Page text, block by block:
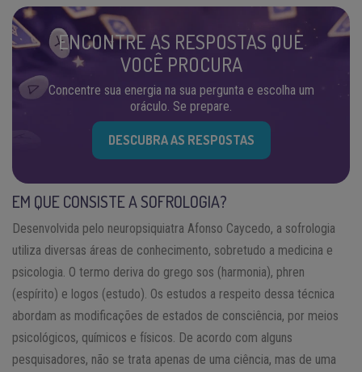
ENCONTRE AS RESPOSTAS QUE
VOCÊ PROCURA
Concentre sua energia na sua pergunta e escolha um
oráculo. Se prepare.
DESCUBRA AS RESPOSTAS
EM QUE CONSISTE A SOFROLOGIA?
Desenvolvida pelo neuropsiquiatra Afonso Caycedo, a sofrologia
utiliza diversas áreas de conhecimento, sobretudo a medicina e
psicologia. O termo deriva do grego sos (harmonia), phren
(espírito) e logos (estudo). Os estudos a respeito dessa técnica
abordam as modificações de estados de consciência, por meios
psicológicos, químicos e físicos. De acordo com alguns
pesquisadores, não se trata apenas de uma ciência, mas de uma